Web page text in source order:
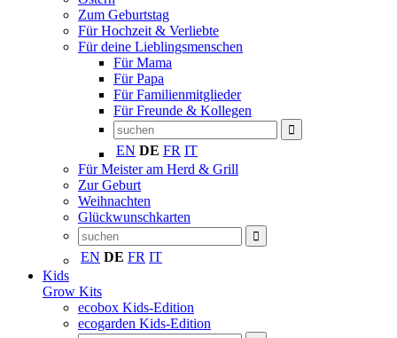
Zum Geburtstag
Für Hochzeit & Verliebte
Für deine Lieblingsmenschen
Für Mama
Für Papa
Für Familienmitglieder
Für Freunde & Kollegen
EN DE FR IT
Für Meister am Herd & Grill
Zur Geburt
Weihnachten
Glückwunschkarten
EN DE FR IT
Kids
Grow Kits
ecobox Kids-Edition
ecogarden Kids-Edition